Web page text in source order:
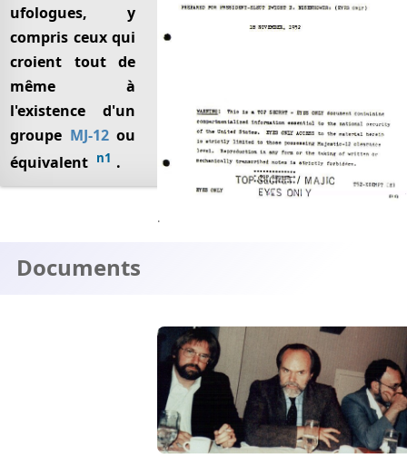
.
ufologues, y
compris ceux qui
croient tout de
même à
l'existence d'un
groupe MJ-12ou
équivalent n1 .
Documents